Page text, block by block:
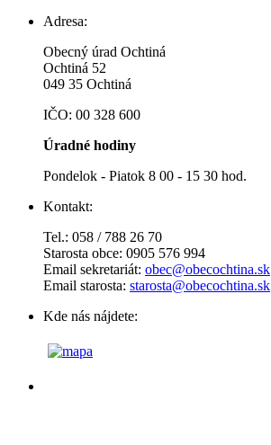
Adresa:
Obecný úrad Ochtiná
Ochtiná 52
049 35 Ochtiná
IČO: 00 328 600
Úradné hodiny
Pondelok - Piatok 8 00 - 15 30 hod.
Kontakt:
Tel.: 058 / 788 26 70
Starosta obce: 0905 576 994
Email sekretariát: obec@obecochtina.sk
Email starosta: starosta@obecochtina.sk
Kde nás nájdete: